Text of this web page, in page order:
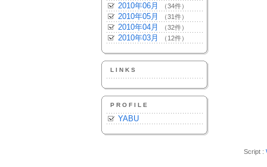
2010年06月 （34件）
2010年05月 （31件）
2010年04月 （32件）
2010年03月 （12件）
LINKS
PROFILE
YABU
Script :